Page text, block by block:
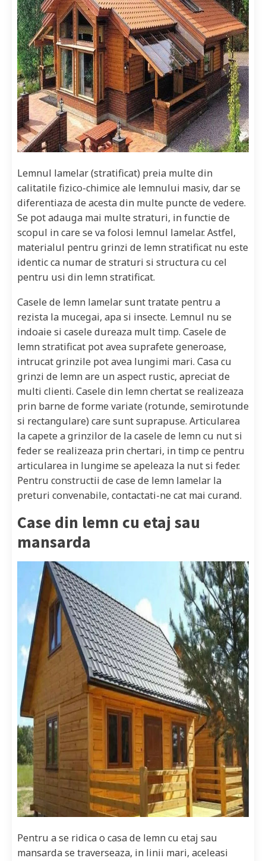
Lemnul lamelar (stratificat) preia multe din
calitatile fizico-chimice ale lemnului masiv, dar se
diferentiaza de acesta din multe puncte de vedere.
Se pot adauga mai multe straturi, in functie de
scopul in care se va folosi lemnul lamelar. Astfel,
materialul pentru grinzi de lemn stratificat nu este
identic ca numar de straturi si structura cu cel
pentru usi din lemn stratificat.
Casele de lemn lamelar sunt tratate pentru a
rezista la mucegai, apa si insecte. Lemnul nu se
indoaie si casele dureaza mult timp. Casele de
lemn stratificat pot avea suprafete generoase,
intrucat grinzile pot avea lungimi mari. Casa cu
grinzi de lemn are un aspect rustic, apreciat de
multi clienti. Casele din lemn chertat se realizeaza
prin barne de forme variate (rotunde, semirotunde
si rectangulare) care sunt suprapuse. Articularea
la capete a grinzilor de la casele de lemn cu nut si
feder se realizeaza prin chertari, in timp ce pentru
articularea in lungime se apeleaza la nut si feder.
Pentru constructii de case de lemn lamelar la
preturi convenabile, contactati-ne cat mai curand.
Case din lemn cu etaj sau
mansarda
Pentru a se ridica o casa de lemn cu etaj sau
mansarda se traverseaza, in linii mari, aceleasi